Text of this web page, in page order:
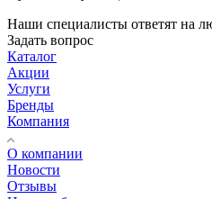
Наши специалисты ответят на
Задать вопрос
Каталог
Акции
Услуги
Бренды
Компания
О компании
Новости
Отзывы